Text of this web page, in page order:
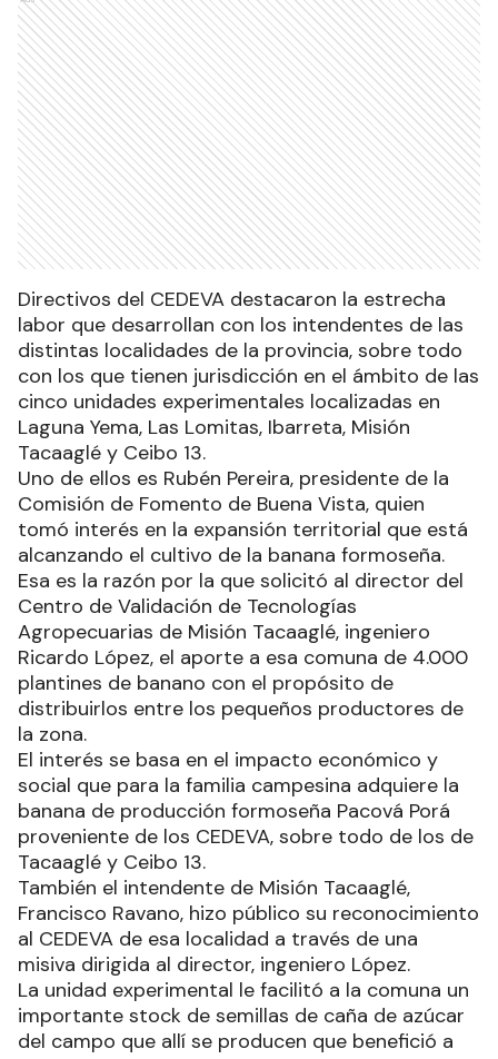
Directivos del CEDEVA destacaron la estrecha
labor que desarrollan con los intendentes de las
distintas localidades de la provincia, sobre todo
con los que tienen jurisdicción en el ámbito de las
cinco unidades experimentales localizadas en
Laguna Yema, Las Lomitas, Ibarreta, Misión
Tacaaglé y Ceibo 13.
Uno de ellos es Rubén Pereira, presidente de la
Comisión de Fomento de Buena Vista, quien
tomó interés en la expansión territorial que está
alcanzando el cultivo de la banana formoseña.
Esa es la razón por la que solicitó al director del
Centro de Validación de Tecnologías
Agropecuarias de Misión Tacaaglé, ingeniero
Ricardo López, el aporte a esa comuna de 4.000
plantines de banano con el propósito de
distribuirlos entre los pequeños productores de
la zona.
El interés se basa en el impacto económico y
social que para la familia campesina adquiere la
banana de producción formoseña Pacová Porá
proveniente de los CEDEVA, sobre todo de los de
Tacaaglé y Ceibo 13.
También el intendente de Misión Tacaaglé,
Francisco Ravano, hizo público su reconocimiento
al CEDEVA de esa localidad a través de una
misiva dirigida al director, ingeniero López.
La unidad experimental le facilitó a la comuna un
importante stock de semillas de caña de azúcar
del campo que allí se producen que benefició a